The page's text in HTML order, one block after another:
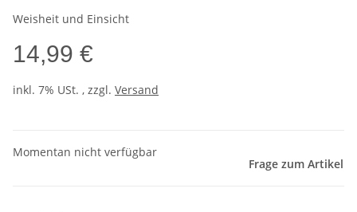
Weisheit und Einsicht
14,99 €
inkl. 7% USt. , zzgl. Versand
Momentan nicht verfügbar
Frage zum Artikel